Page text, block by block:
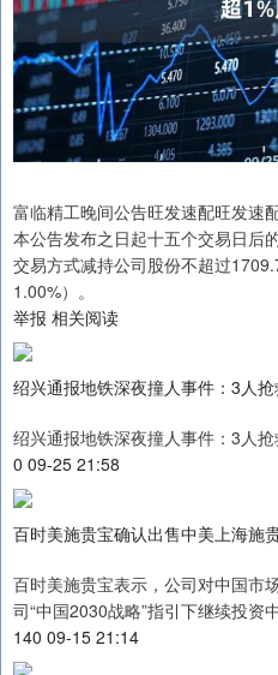
富临精工晚间公告旺发速配旺发速
本公告发布之日起十五个交易日后
交易方式减持公司股份不超过
1.00%）。
举报 相关阅读
绍兴通报地铁深夜撞人事件：3人
绍兴通报地铁深夜撞人事件：3人
0 09-25 21:58
百时美施贵宝确认出售中美上海施
百时美施贵宝表示，公司对中国市
司“中国2030战略”指引下继续投资
140 09-15 21:14